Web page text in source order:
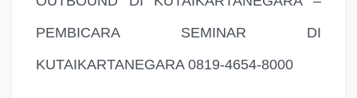
PEMBICARA SEMINAR DI
KUTAIKARTANEGARA 0819-4654-8000